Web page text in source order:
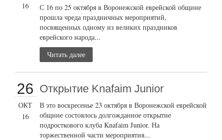
16
С 16 по 25 октября в Воронежской еврейской общине
прошла чреда праздничных мероприятий,
посвященных одному из великих праздников
еврейского народа...
Читать далее
26
ОКТ
16
Открытие Knafaim Junior
В это воскресенье 23 октября в Воронежской еврейской
общине состоялось долгожданное открытие
подросткового клуба Knafaim Junior. На
торжественной части мероприятия...